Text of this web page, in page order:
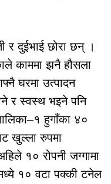
र दुईभाई छोरा छन् ।
काममा झनै हौसला
घरमा उत्पादन
र स्वस्थ भइने पनि
हुगाँका ४०
खुल्ला रुपमा
१० रोपनी जग्गामा
१० वटा पक्की टनेल